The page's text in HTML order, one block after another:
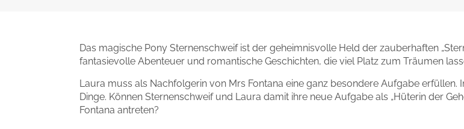
Das magische Pony Sternenschweif ist der geheimnisvolle Held der zauberhaften
fantasievolle Abenteuer und romantische Geschichten, die viel Platz zum Träumen
Laura muss als Nachfolgerin von Mrs Fontana eine ganz besondere Aufgabe erfüllen.
Dinge. Können Sternenschweif und Laura damit ihre neue Aufgabe als „Hüterin der
Fontana antreten?